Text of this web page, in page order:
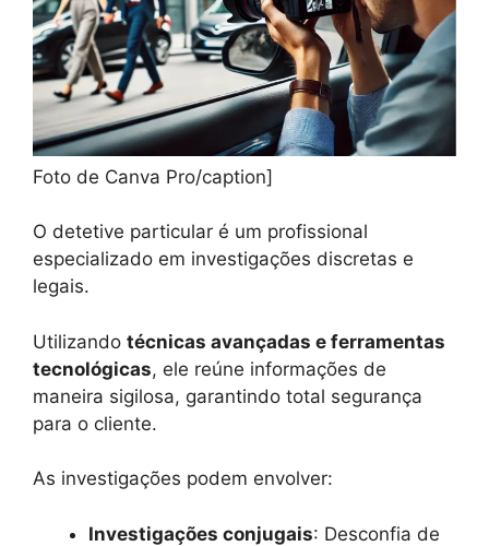
Foto de Canva Pro/caption]
O detetive particular é um profissional
especializado em investigações discretas e
legais.
Utilizando técnicas avançadas e ferramentas
tecnológicas, ele reúne informações de
maneira sigilosa, garantindo total segurança
para o cliente.
As investigações podem envolver:
Investigações conjugais: Desconfia de